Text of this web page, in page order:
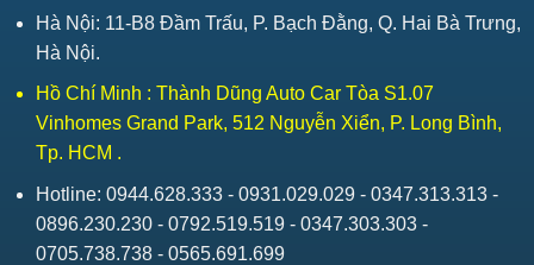
Hà Nội: 11-B8 Đầm Trấu, P. Bạch Đằng, Q. Hai Bà Trưng,
Hà Nội.
Hồ Chí Minh : Thành Dũng Auto Car Tòa S1.07
Vinhomes Grand Park, 512 Nguyễn Xiển, P. Long Bình,
Tp. HCM .
Hotline: 0944.628.333 - 0931.029.029 - 0347.313.313 -
0896.230.230 - 0792.519.519 - 0347.303.303 -
0705.738.738 - 0565.691.699